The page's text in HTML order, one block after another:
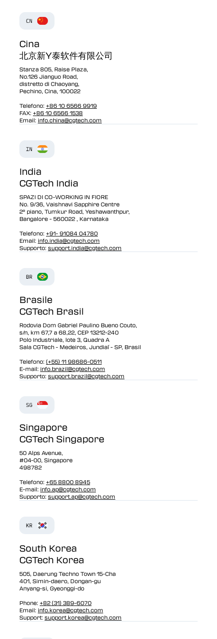
Cina
北京新Y泰软件有限公司
Stanza 805, Raise Plaza,
No.126 Jianguo Road,
distretto di Chaoyang,
Pechino, Cina, 100022
Telefono: +86 10 6566 9919
FAX: +86 10 6566 1538
Email: info.china@cgtech.com
India
CGTech India
SPAZI DI CO-WORKING IN FIORE
No. 9/36, Vaishnavi Sapphire Centre
2° piano, Tumkur Road, Yeshawanthpur,
Bangalore - 560022 , Karnataka
Telefono: +91- 91084 04780
Email: info.india@cgtech.com
Supporto: support.india@cgtech.com
Brasile
CGTech Brasil
Rodovia Dom Gabriel Paulino Bueno Couto,
s/n, km 67,7 a 68,22, CEP 13212-240
Polo Industriale, lote 3, Quadra A
Sala CGTech - Medeiros, Jundiaí - SP, Brasil
Telefono: (+55) 11 98686-0511
E-mail: info.brazil@cgtech.com
Supporto: support.brazil@cgtech.com
Singapore
CGTech Singapore
50 Alps Avenue,
#04-00, Singapore
498782
Telefono: +65 8800 8945
E-mail: info.ap@cgtech.com
Supporto: support.ap@cgtech.com
South Korea
CGTech Korea
505, Daerung Techno Town 15-Cha
401, Simin-daero, Dongan-gu
Anyang-si, Gyeonggi-do
Phone: +82 (31) 389-6070
Email: info.korea@cgtech.com
Support: support.korea@cgtech.com